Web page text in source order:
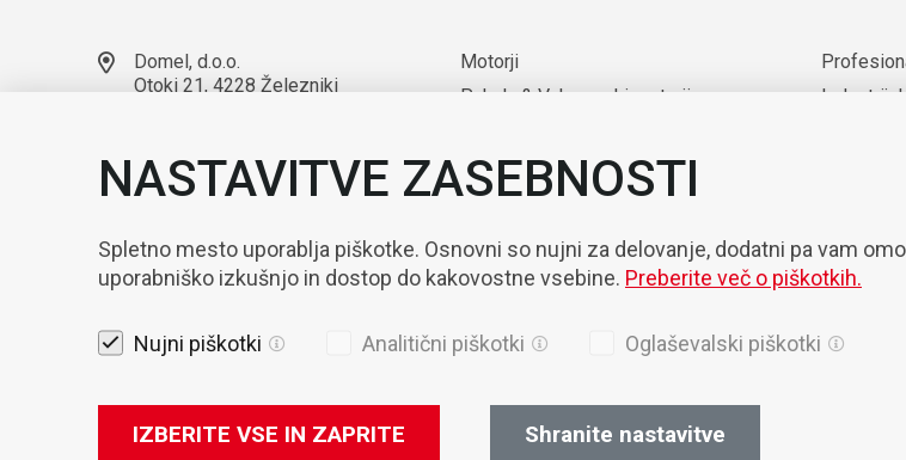
Domel, d.o.o.
Otoki 21, 4228 Železniki
sales@domel.com
Lokacije skladišč
Motorji
Puhala & Vakuumski motorji
Komponente
Avtomatizacija & Robotizacija
NASTAVITVE ZASEBNOSTI
Spletno mesto uporablja piškotke. Osnovni so nujni za delovanje, dodatni pa vam
uporabniško izkušnjo in dostop do kakovostne vsebine. Preberite več o piškotkih.
Nujni piškotki Analitični piškotki Oglaševalski piškotki
IZBERITE VSE IN ZAPRITE Shranite nastavitve